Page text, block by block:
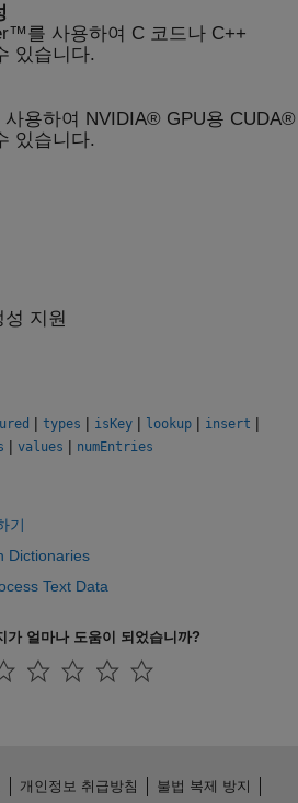
를 사용하여 C 코드나 C++
있습니다.
용하여 NVIDIA® GPU용 CUDA®
있습니다.
성 지원
| types | isKey | lookup | insert |
| values | numEntries
기
Dictionaries
Text Data
가 얼마나 도움이 되었습니까?
개인정보 취급방침 불법 복제 방지